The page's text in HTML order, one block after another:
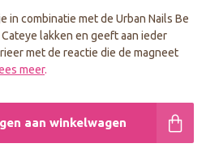
in combinatie met de Urban Nails Be
lakken en geeft aan ieder
met de reactie die de magneet
meer.
aan winkelwagen